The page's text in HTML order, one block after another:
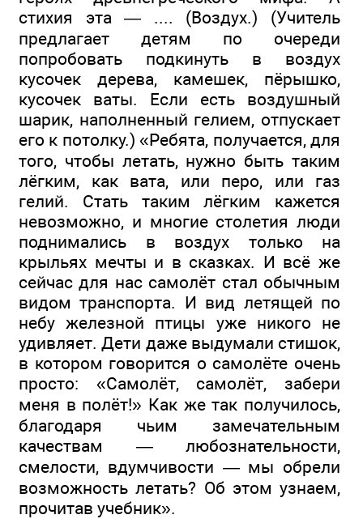
стихия эта — .... (Воздух.) (Учитель
предлагает детям по очереди
попробовать подкинуть в воздух
кусочек дерева, камешек, пёрышко,
кусочек ваты. Если есть воздушный
шарик, наполненный гелием, отпускает
его к потолку.) «Ребята, получается, для
того, чтобы летать, нужно быть таким
лёгким, как вата, или перо, или газ
гелий. Стать таким лёгким кажется
невозможно, и многие столетия люди
поднимались в воздух только на
крыльях мечты и в сказках. И всё же
сейчас для нас самолёт стал обычным
видом транспорта. И вид летящей по
небу железной птицы уже никого не
удивляет. Дети даже выдумали стишок,
в котором говорится о самолёте очень
просто: «Самолёт, самолёт, забери
меня в полёт!» Как же так получилось,
благодаря чьим замечательным
качествам — любознательности,
смелости, вдумчивости — мы обрели
возможность летать? Об этом узнаем,
прочитав учебник».